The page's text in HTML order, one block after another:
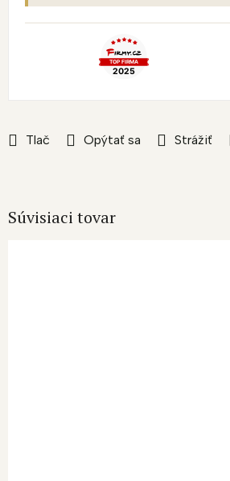
Tlač Opýtať sa Strážiť
Súvisiaci tovar